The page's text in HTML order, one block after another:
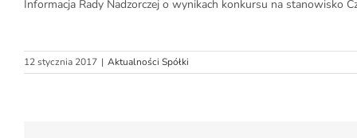
Informacja Rady Nadzorczej o wynikach konkursu na stanowisko
12 stycznia 2017 | Aktualności Spółki